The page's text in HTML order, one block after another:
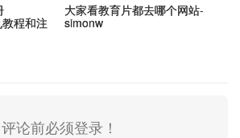
程和注
大家看教育片都去哪个网站-
simonw
评论前必须登录！